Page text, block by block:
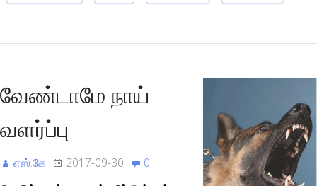
வேண்டாமே நாய்
வளர்ப்பு
எஸ்.கே 2017-09-30 0